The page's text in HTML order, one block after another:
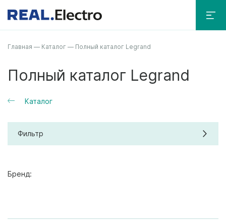
Главная — Каталог — Полный каталог Legrand
Полный каталог Legrand
Каталог
Фильтр
Бренд: